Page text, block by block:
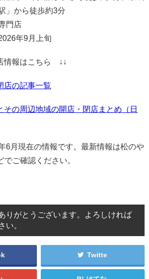
」から徒歩約3分
門店
年9月上旬
情報はこちら ↓↓
店の記事一覧
その周辺地域の開店・閉店まとめ（日
6月現在の情報です。最新情報は松のや
ご確認ください。
りがとうございます。よろしければ
い。
Twitte